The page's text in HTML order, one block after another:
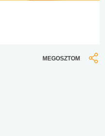
MEGOSZTOM